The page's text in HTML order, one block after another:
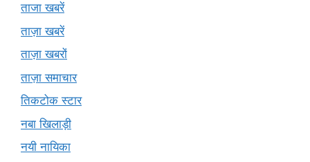
ताजा खबरें
ताज़ा खबरें
ताज़ा खबरों
ताज़ा समाचार
तिकटोक स्टार
नबा खिलाड़ी
नयी नायिका